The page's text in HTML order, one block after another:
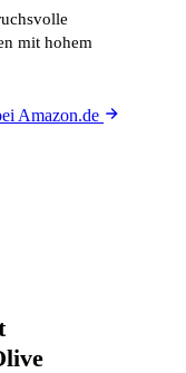
mit hohem
Amazon.de